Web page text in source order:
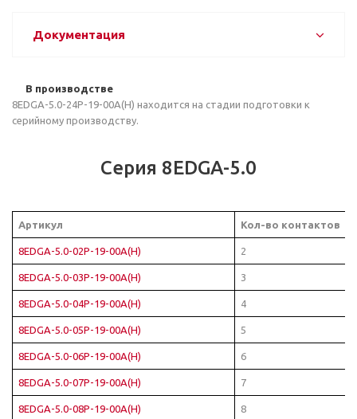
Документация
В производстве
8EDGA-5.0-24P-19-00A(H) находится на стадии подготовки к
серийному производству.
Серия 8EDGA-5.0
Артикул Кол-во контактов
8EDGA-5.0-02P-19-00A(H) 2
8EDGA-5.0-03P-19-00A(H) 3
8EDGA-5.0-04P-19-00A(H) 4
8EDGA-5.0-05P-19-00A(H) 5
8EDGA-5.0-06P-19-00A(H) 6
8EDGA-5.0-07P-19-00A(H) 7
8EDGA-5.0-08P-19-00A(H) 8